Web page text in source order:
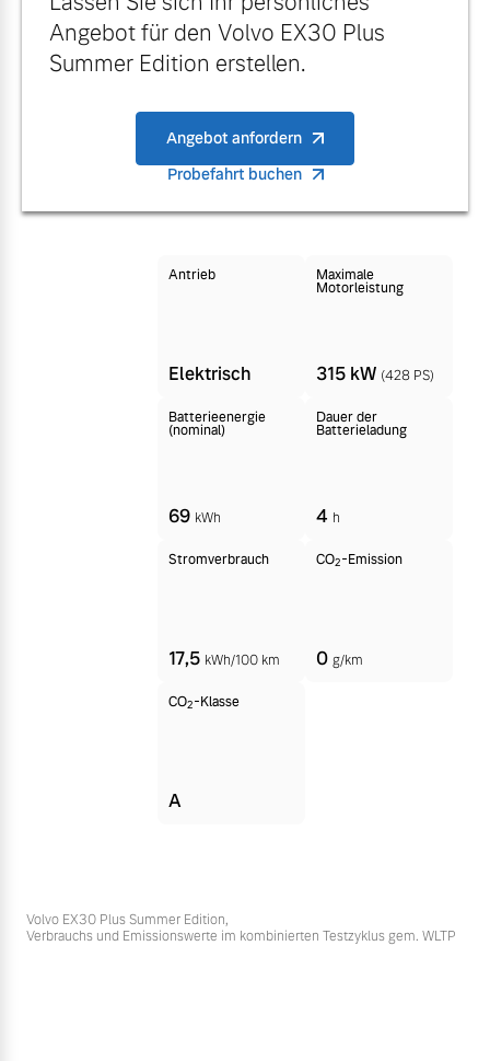
Mehr erfahren
Versicherung
Angebot für den Volvo EX30 Plus
Summer Edition erstellen.
Angebot anfordern
Probefahrt buchen
Antrieb
Elektrisch
Maximale
Motorleistung
315 kW (428 PS)
Batterieenergie
(nominal)
69 kWh
Dauer der
Batterieladung
4 h
Stromverbrauch
17,5 kWh/100 km
CO2-Emission
0 g/km
CO2-Klasse
A
Volvo EX30 Plus Summer Edition,
Verbrauchs und Emissionswerte im kombinierten Testzyklus gem. WLTP